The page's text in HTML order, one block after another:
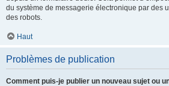
du système de messagerie électronique par des
des robots.
Haut
Problèmes de publication
Comment puis-je publier un nouveau sujet ou